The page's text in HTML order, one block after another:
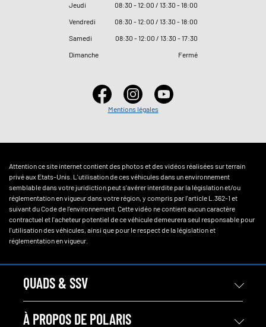
Jeudi
08:30 - 12:00 / 13:30 - 18:00
Vendredi
08:30 - 12:00 / 13:30 - 18:00
Samedi
08:30 - 12:00 / 13:30 - 17:30
Dimanche
Fermé
Mentions légales
Attention ce site internet contient des photos et des vidéos réalisées sur terrain
privé aux Etats-Unis. L'utilisation de ces véhicules dans un environnement
semblable dans votre juridiction peut s'avérer interdite par la législation et/ou
réglementation en vigueur dans votre région, y compris par l'article L.362-1 et
suivant du Code de l'environnement. Cette vidéo ne contient aucun caractère
contractuel et l'acheteur potentiel de ce véhicule demeurera seul responsable pour
l'utilisation des véhicules, ainsi que pour le respect de la législation et
réglementation en vigueur.
QUADS & SSV
À PROPOS DE POLARIS